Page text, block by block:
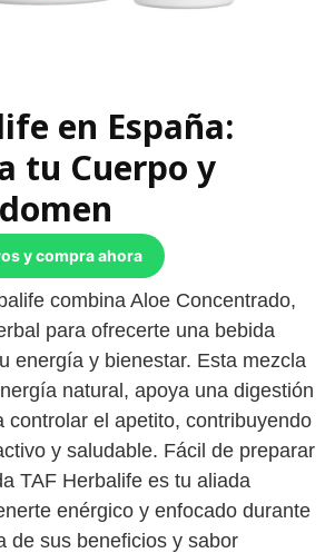
en España:
tu Cuerpo y
y compra ahora
combina Aloe Concentrado,
para ofrecerte una bebida
energía y bienestar. Esta mezcla
natural, apoya una digestión
controlar el apetito, contribuyendo
y saludable. Fácil de preparar
TAF Herbalife es tu aliada
enérgico y enfocado durante
de sus beneficios y sabor